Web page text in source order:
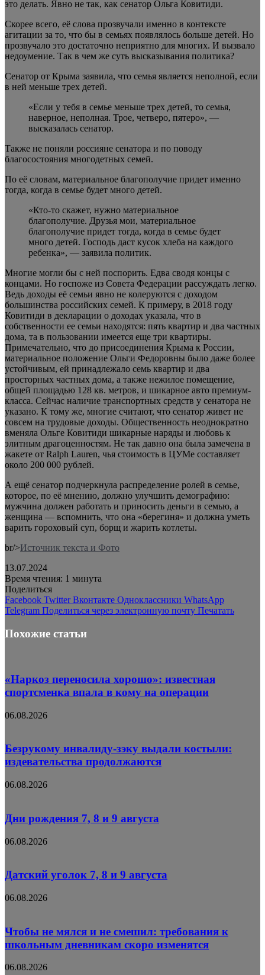
это делать. Явно не так, как сенатор Ольга Ковитиди.
Скорее всего, её слова прозвучали именно в контексте
агитации за то, что бы в семьях появлялось больше детей. Но
прозвучало это достаточно неприятно для многих. И вызвало
недоумение. Так в чем же суть высказывания политика?
Сенатор от Крыма заявила, что семья является неполной, если
в ней меньше трех детей.
«Если у тебя в семье меньше трех детей, то семья,
наверное, неполная. Трое, четверо, пятеро», —
высказалась сенатор.
Также не поняли россияне сенатора и по поводу
благосостояния многодетных семей.
По её словам, материальное благополучие придет именно
тогда, когда в семье будет много детей.
«Кто-то скажет, нужно материальное
благополучие. Друзья мои, материальное
благополучие придет тогда, когда в семье будет
много детей. Господь даст кусок хлеба на каждого
ребенка», — заявила политик.
Многие могли бы с ней поспорить. Едва сводя концы с
концами. Но госпоже из Совета Федерации рассуждать легко.
Ведь доходы её семьи явно не колеруются с доходом
большинства российских семей. К примеру, в 2018 году
Ковитиди в декларации о доходах указала, что в
собственности ее семьи находятся: пять квартир и два частных
дома, та в пользовании имеется еще три квартиры.
Примечательно, что до присоединения Крыма к России,
материальное положение Ольги Федоровны было даже более
устойчивым, ей принадлежало семь квартир и два
просторных частных дома, а также нежилое помещение,
общей площадью 128 кв. метров, и шикарное авто премиум-
класса. Сейчас наличие транспортных средств у сенатора не
указано. К тому же, многие считают, что сенатор живет не
совсем на трудовые доходы. Общественность неоднократно
вменяла Ольге Ковитиди шикарные наряды и любовь к
элитным драгоценностям. Не так давно она была замечена в
жакете от Ralph Lauren, чья стоимость в ЦУМе составляет
около 200 000 рублей.
А ещё сенатор подчеркнула распределение ролей в семье,
которое, по её мнению, должно улучшить демографию:
мужчина должен работать и приносить деньги в семью, а
женщина — вспомнить, что она «берегиня» и должна уметь
варить гороховый суп, борщ и жарить котлеты.
br/>Источник текста и Фото
13.07.2024
Время чтения: 1 минута
Поделиться
Facebook Twitter Вконтакте Одноклассники WhatsApp
Telegram Поделиться через электронную почту Печатать
Похожие статьи
«Наркоз переносила хорошо»: известная
спортсменка впала в кому на операции
06.08.2026
Безрукому инвалиду-зэку выдали костыли:
издевательства продолжаются
06.08.2026
Дни рождения 7, 8 и 9 августа
06.08.2026
Датский уголок 7, 8 и 9 августа
06.08.2026
Чтобы не мялся и не смешил: требования к
школьным дневникам скоро изменятся
06.08.2026